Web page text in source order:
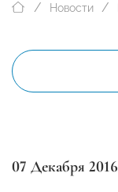
Новости
07 Декабря 2016